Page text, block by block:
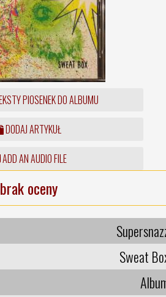
PIOSENEK DO ALBUMU
DODAJ ARTYKUŁ
ADD AN AUDIO FILE
brak oceny
Sweat